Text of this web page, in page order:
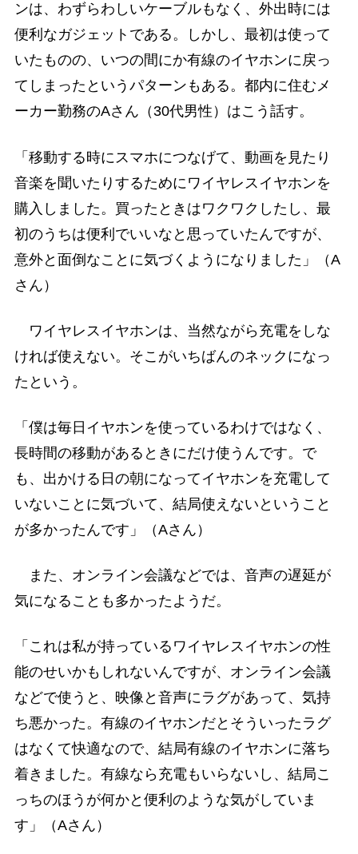
ンは、わずらわしいケーブルもなく、外出時には
便利なガジェットである。しかし、最初は使って
いたものの、いつの間にか有線のイヤホンに戻っ
てしまったというパターンもある。都内に住むメ
ーカー勤務のAさん（30代男性）はこう話す。
「移動する時にスマホにつなげて、動画を見たり
音楽を聞いたりするためにワイヤレスイヤホンを
購入しました。買ったときはワクワクしたし、最
初のうちは便利でいいなと思っていたんですが、
意外と面倒なことに気づくようになりました」（A
さん）
ワイヤレスイヤホンは、当然ながら充電をしな
ければ使えない。そこがいちばんのネックになっ
たという。
「僕は毎日イヤホンを使っているわけではなく、
長時間の移動があるときにだけ使うんです。で
も、出かける日の朝になってイヤホンを充電して
いないことに気づいて、結局使えないということ
が多かったんです」（Aさん）
また、オンライン会議などでは、音声の遅延が
気になることも多かったようだ。
「これは私が持っているワイヤレスイヤホンの性
能のせいかもしれないんですが、オンライン会議
などで使うと、映像と音声にラグがあって、気持
ち悪かった。有線のイヤホンだとそういったラグ
はなくて快適なので、結局有線のイヤホンに落ち
着きました。有線なら充電もいらないし、結局こ
っちのほうが何かと便利のような気がしていま
す」（Aさん）